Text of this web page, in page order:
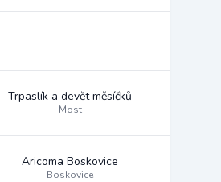
Trpaslík a devět měsíčků
Most
Aricoma Boskovice
Boskovice